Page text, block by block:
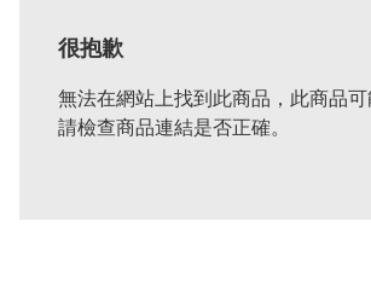
很抱歉
無法在網站上找到此商品，此商品可
請檢查商品連結是否正確。